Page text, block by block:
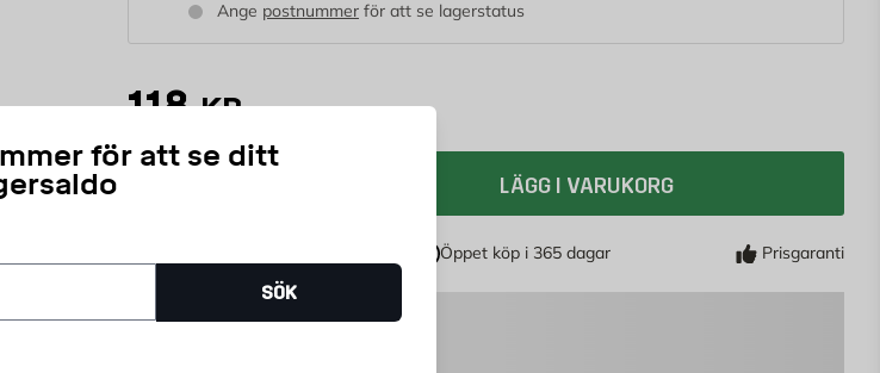
för att se ditt
SÖK
Ange postnummerför att se lagerstatus
118 KR
LÄGG I VARUKORG
Öppet köp i 365 dagar Prisgaranti